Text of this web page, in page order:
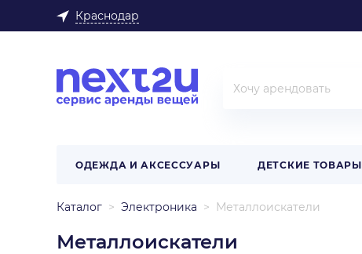
Краснодар
ОДЕЖДА И АКСЕССУАРЫ ДЕТСКИЕ ТОВАРЫ
Каталог Электроника Металлоискатели
Металлоискатели